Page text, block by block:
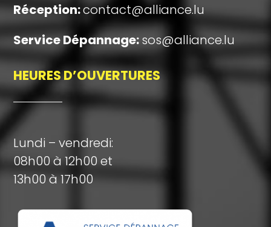
Réception:contact@alliance.lu
Service Dépannage:sos@alliance.lu
HEURES D’OUVERTURES
Lundi – vendredi:
08h00 à 12h00 et
13h00 à 17h00